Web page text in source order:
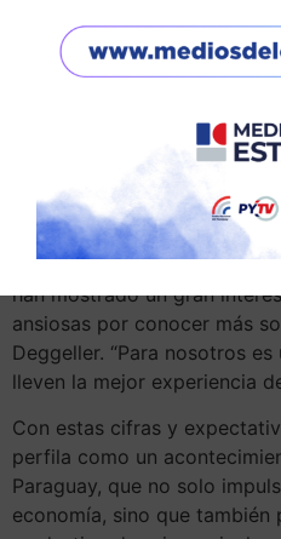
afluencia de personas
espectadores.
Deggeller también adelantó
contará con la presencia
automovilismo a nivel
marcas automovilísticas de
país es otro claro indicativo
adquirido este evento. Las
han mostrado un gran
ansiosas por conocer más
Deggeller. “Para nosotros
lleven la mejor experiencia
Con estas cifras y
perfila como un
Paraguay, que no solo
economía, sino que